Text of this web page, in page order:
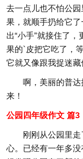
去一点儿也不怕公
果，就顺手扔给它
出“小手”就接住了
果的`皮把它吃了，
它就又像跟我捉迷藏
啊，美丽的普
来！
公园四年级作文 篇3
刚刚从公园里
心。已经有一年多